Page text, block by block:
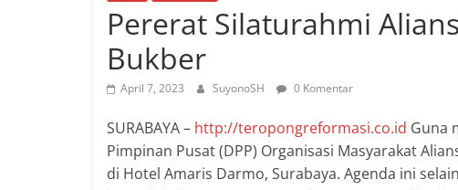
Pererat Silaturahmi
Bukber
April 7, 2023 SuyonoSH 0 Komentar
SURABAYA – http://teropongreformasi.co.id Guna
Pimpinan Pusat (DPP) Organisasi Masyarakat
di Hotel Amaris Darmo, Surabaya. Agenda ini